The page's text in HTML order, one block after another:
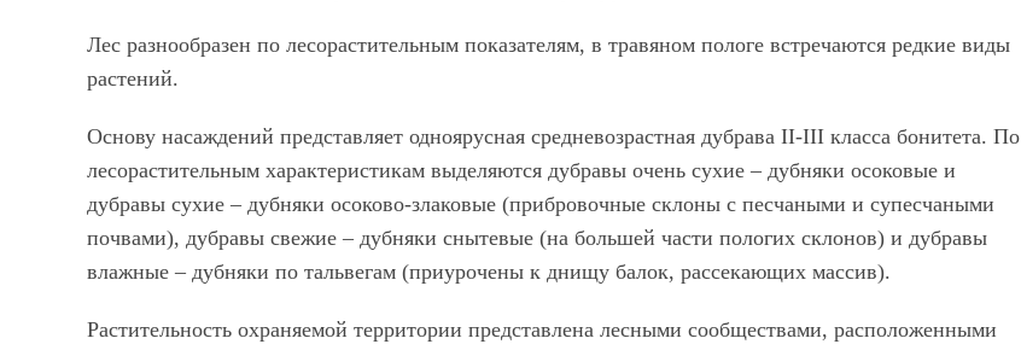
Лес разнообразен по лесорастительным показателям, в травяном пологе встречаются редкие виды
растений.
Основу насаждений представляет одноярусная средневозрастная дубрава II-III класса бонитета. По
лесорастительным характеристикам выделяются дубравы очень сухие – дубняки осоковые и
дубравы сухие – дубняки осоково-злаковые (прибровочные склоны с песчаными и супесчаными
почвами), дубравы свежие – дубняки снытевые (на большей части пологих склонов) и дубравы
влажные – дубняки по тальвегам (приурочены к днищу балок, рассекающих массив).
Растительность охраняемой территории представлена лесными сообществами, расположенными